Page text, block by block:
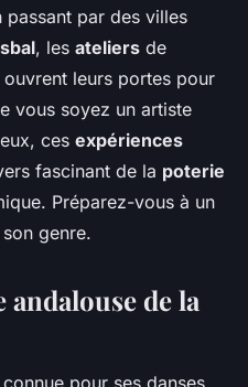
passant par des villes
, les ateliers de
leurs portes pour
vous soyez un artiste
ces expériences
fascinant de la poterie
Préparez-vous à un
genre.
andalouse de la